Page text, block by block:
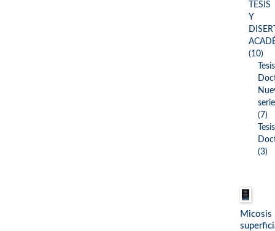
TESIS
Y
(10)
Tesis
serie
(7)
Tesis
(3)
Micosis